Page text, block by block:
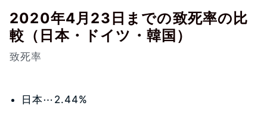
2020年4月23日までの致死率の比
較（日本・ドイツ・韓国）
致死率
日本⋯2.44%